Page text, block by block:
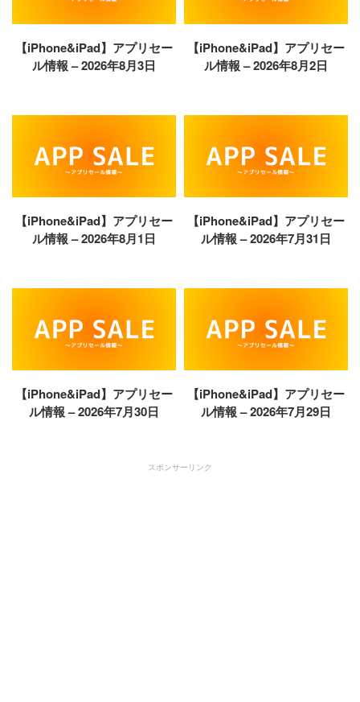
【iPhone&iPad】アプリセー
ル情報 – 2026年8月3日
【iPhone&iPad】アプリセー
ル情報 – 2026年8月2日
【iPhone&iPad】アプリセー
ル情報 – 2026年8月1日
【iPhone&iPad】アプリセー
ル情報 – 2026年7月31日
【iPhone&iPad】アプリセー
ル情報 – 2026年7月30日
【iPhone&iPad】アプリセー
ル情報 – 2026年7月29日
スポンサーリンク